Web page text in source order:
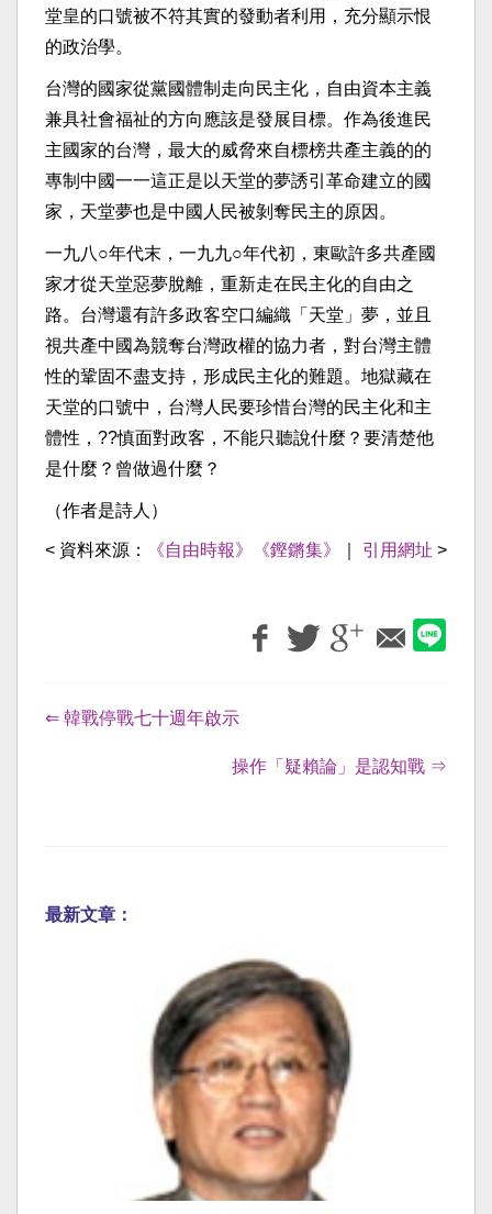
堂皇的口號被不符其實的發動者利用，充分顯示恨
的政治學。
台灣的國家從黨國體制走向民主化，自由資本主義
兼具社會福祉的方向應該是發展目標。作為後進民
主國家的台灣，最大的威脅來自標榜共產主義的的
專制中國一一這正是以天堂的夢誘引革命建立的國
家，天堂夢也是中國人民被剝奪民主的原因。
一九八○年代末，一九九○年代初，東歐許多共產國
家才從天堂惡夢脫離，重新走在民主化的自由之
路。台灣還有許多政客空口編織「天堂」夢，並且
視共產中國為競奪台灣政權的協力者，對台灣主體
性的鞏固不盡支持，形成民主化的難題。地獄藏在
天堂的口號中，台灣人民要珍惜台灣的民主化和主
體性，??慎面對政客，不能只聽說什麼？要清楚他
是什麼？曾做過什麼？
（作者是詩人）
< 資料來源： 《自由時報》《鏗鏘集》 引用網址 >
⇐ 韓戰停戰七十週年啟示
操作「疑賴論」是認知戰 ⇒
最新文章：